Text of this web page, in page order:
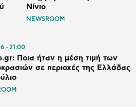
Νίνιο
NEWSROOM
21:00
Ποια ήταν η μέση τιμή των
σε περιοχές της Ελλάδας